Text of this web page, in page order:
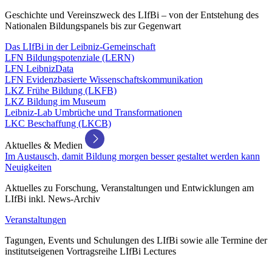
Geschichte und Vereinszweck des LIfBi – von der Entstehung des
Nationalen Bildungspanels bis zur Gegenwart
Das LIfBi in der Leibniz-Gemeinschaft
LFN Bildungspotenziale (LERN)
LFN LeibnizData
LFN Evidenzbasierte Wissenschaftskommunikation
LKZ Frühe Bildung (LKFB)
LKZ Bildung im Museum
Leibniz-Lab Umbrüche und Transformationen
LKC Beschaffung (LKCB)
Aktuelles & Medien
Im Austausch, damit Bildung morgen besser gestaltet werden kann
Neuigkeiten
Aktuelles zu Forschung, Veranstaltungen und Entwicklungen am
LIfBi inkl. News-Archiv
Veranstaltungen
Tagungen, Events und Schulungen des LIfBi sowie alle Termine der
institutseigenen Vortragsreihe LIfBi Lectures